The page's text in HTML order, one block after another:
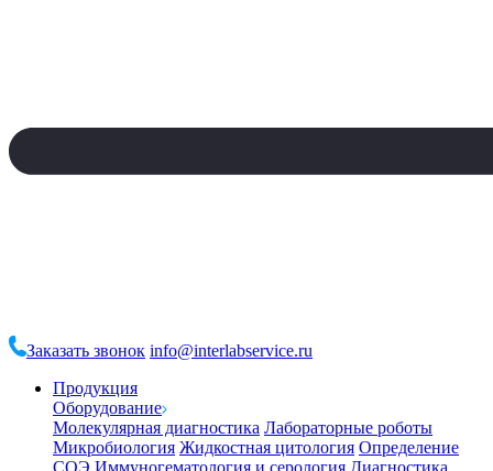
Заказать звонок info@interlabservice.ru
Продукция
Оборудование
Молекулярная диагностика Лабораторные роботы
Микробиология Жидкостная цитология Определение
СОЭ Иммуногематология и серология Диагностика